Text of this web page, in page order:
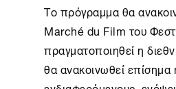
Tο πρόγραμμα θα
Marché du Film του
πραγματοποιηθεί η
θα ανακοινωθεί